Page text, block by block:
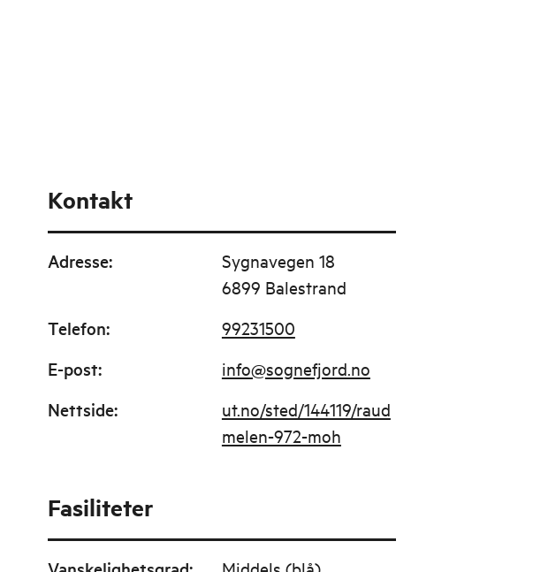
Kontakt
Adresse:
Sygnavegen 18
6899 Balestrand
Telefon: 99231500
E-post: info@sognefjord.no
Nettside:
ut.no/sted/144119/raud
melen-972-moh
Fasiliteter